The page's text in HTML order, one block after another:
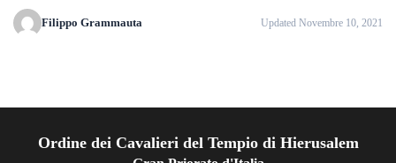
Filippo Grammauta Updated Novembre 10, 2021
Ordine dei Cavalieri del Tempio di Hierusalem